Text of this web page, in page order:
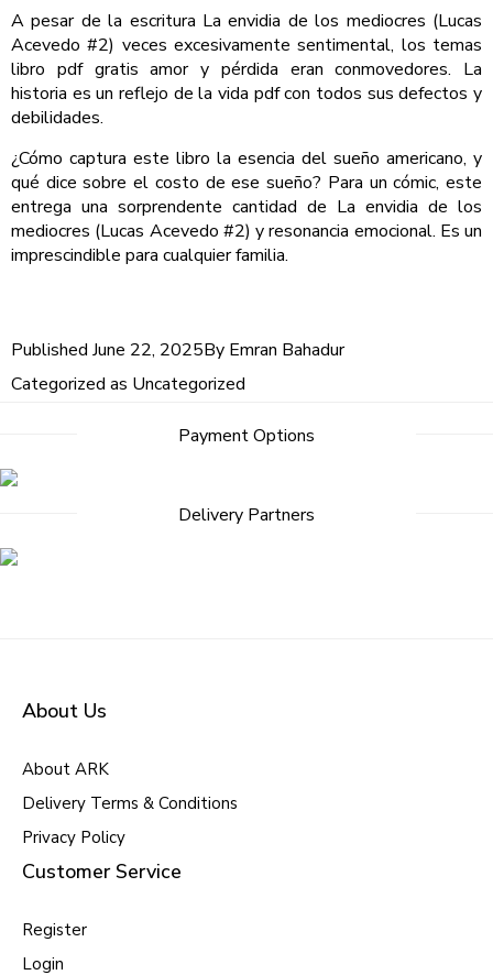
A pesar de la escritura La envidia de los mediocres (Lucas
Acevedo #2) veces excesivamente sentimental, los temas
libro pdf gratis amor y pérdida eran conmovedores. La
historia es un reflejo de la vida pdf con todos sus defectos y
debilidades.
¿Cómo captura este libro la esencia del sueño americano, y
qué dice sobre el costo de ese sueño? Para un cómic, este
entrega una sorprendente cantidad de La envidia de los
mediocres (Lucas Acevedo #2) y resonancia emocional. Es un
imprescindible para cualquier familia.
Published June 22, 2025By Emran Bahadur
Categorized as Uncategorized
Payment Options
Delivery Partners
About Us
About ARK
Delivery Terms & Conditions
Privacy Policy
Customer Service
Register
Login